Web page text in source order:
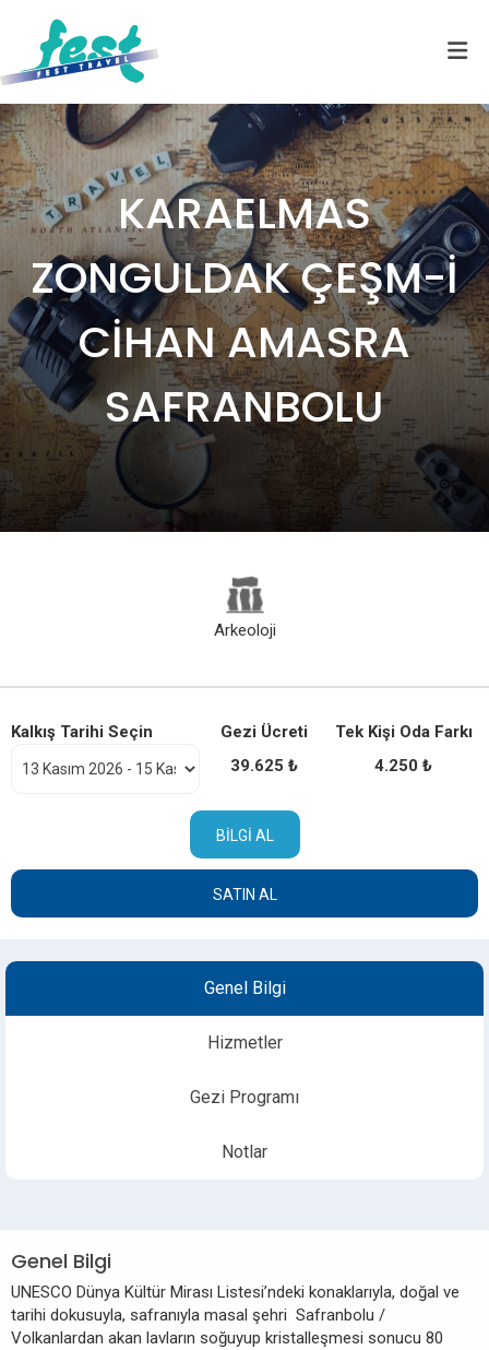
KARAELMAS
ZONGULDAK ÇEŞM-İ
CİHAN AMASRA
SAFRANBOLU
Arkeoloji
Kalkış Tarihi Seçin
Gezi Ücreti
39.625 ₺
Tek Kişi Oda Farkı
4.250 ₺
BILGI AL
SATIN AL
Genel Bilgi
Hizmetler
Gezi Programı
Notlar
Genel Bilgi
UNESCO Dünya Kültür Mirası Listesi’ndeki konaklarıyla, doğal ve
tarihi dokusuyla, safranıyla masal şehri Safranbolu /
Volkanlardan akan lavların soğuyup kristalleşmesi sonucu 80